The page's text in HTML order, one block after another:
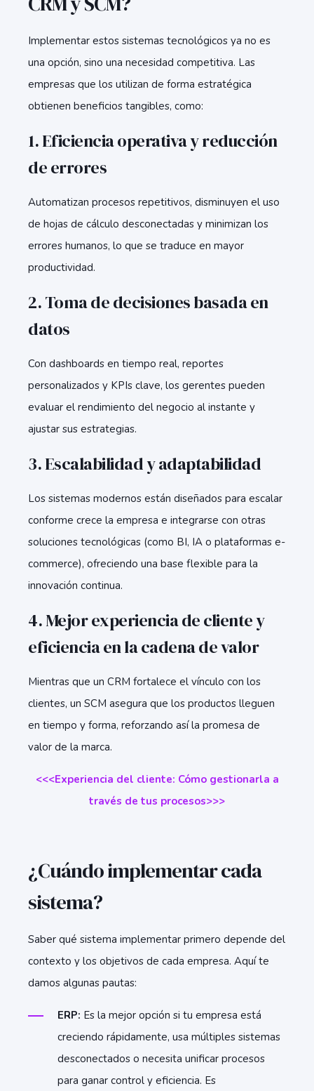
Implementar estos sistemas tecnológicos ya no es
una opción, sino una necesidad competitiva. Las
empresas que los utilizan de forma estratégica
obtienen beneficios tangibles, como:
1. Eficiencia operativa y reducción
de errores
Automatizan procesos repetitivos, disminuyen el uso
de hojas de cálculo desconectadas y minimizan los
errores humanos, lo que se traduce en mayor
productividad.
2. Toma de decisiones basada en
datos
Con dashboards en tiempo real, reportes
personalizados y KPIs clave, los gerentes pueden
evaluar el rendimiento del negocio al instante y
ajustar sus estrategias.
3. Escalabilidad y adaptabilidad
Los sistemas modernos están diseñados para escalar
conforme crece la empresa e integrarse con otras
soluciones tecnológicas (como BI, IA o plataformas e-
commerce), ofreciendo una base flexible para la
innovación continua.
4. Mejor experiencia de cliente y
eficiencia en la cadena de valor
Mientras que un CRM fortalece el vínculo con los
clientes, un SCM asegura que los productos lleguen
en tiempo y forma, reforzando así la promesa de
valor de la marca.
<<<Experiencia del cliente: Cómo gestionarla a
través de tus procesos>>>
¿Cuándo implementar cada
sistema?
Saber qué sistema implementar primero depende del
contexto y los objetivos de cada empresa. Aquí te
damos algunas pautas:
ERP: Es la mejor opción si tu empresa está
creciendo rápidamente, usa múltiples sistemas
desconectados o necesita unificar procesos
para ganar control y eficiencia. Es